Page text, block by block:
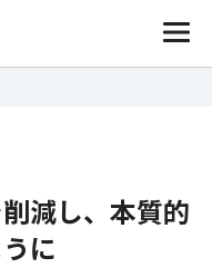
減し、本質的
に